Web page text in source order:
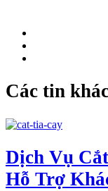
Các tin
Dịch Vụ
Hỗ Trợ